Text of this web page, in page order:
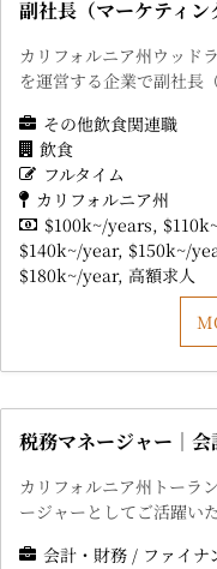
副社長（マーケティ
カリフォルニア州ウッド
を運営する企業で副社長
その他飲食関連職
飲食
フルタイム
カリフォルニア州
$100k~/years
$140k~/year $150k~/
$180k~/year 高額求人
税務マネージャー｜
カリフォルニア州トーラ
ージャーとしてご活躍い
会計・財務 / ファイナ